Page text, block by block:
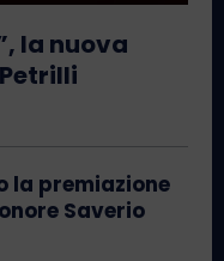
la nuova
la premiazione
Saverio